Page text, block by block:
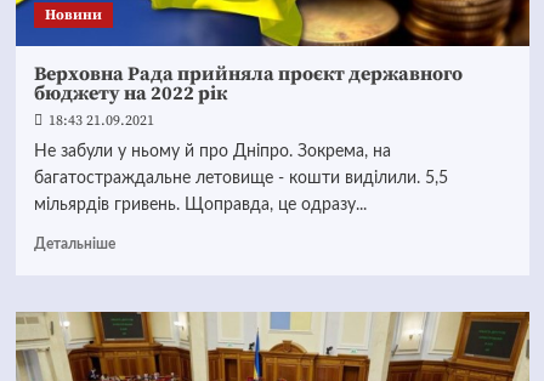
Новини
Верховна Рада прийняла проєкт державного
бюджету на 2022 рік
18:43 21.09.2021
Не забули у ньому й про Дніпро. Зокрема, на
багатостраждальне летовище - кошти виділили. 5,5
мільярдів гривень. Щоправда, це одразу...
Детальніше